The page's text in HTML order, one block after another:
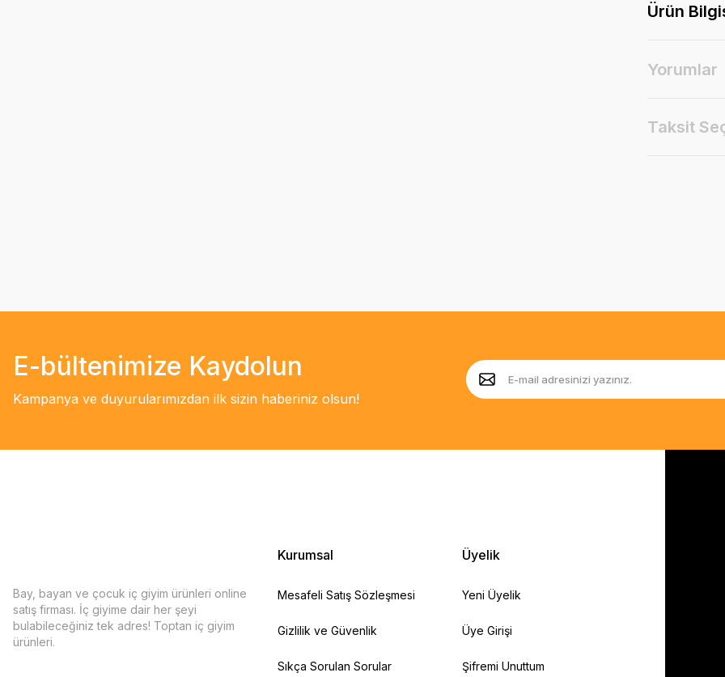
Ürün
Yorumlar
Taksit
E-bültenimize Kaydolun
Kampanya ve duyurularımızdan ilk sizin haberiniz olsun!
Bay, bayan ve çocuk iç giyim ürünleri online
satış firması. İç giyime dair her şeyi
bulabileceğiniz tek adres! Toptan iç giyim
ürünleri.
Kurumsal
Mesafeli Satış Sözleşmesi
Gizlilik ve Güvenlik
Sıkça Sorulan Sorular
Üyelik
Yeni Üyelik
Üye Girişi
Şifremi Unuttum